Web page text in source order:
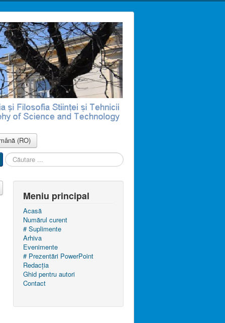
(RO)
Căutare
...
Meniu principal
Acasă
Numărul curent
# Suplimente
Arhiva
Evenimente
# Prezentări PowerPoint
Redacția
Ghid pentru autori
Contact